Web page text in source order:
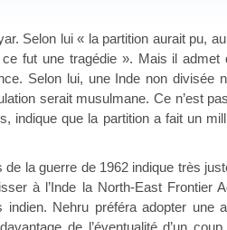
Selon lui « la partition aurait pu,
fut une tragédie ». Mais il admet
Selon lui, une Inde non divisée
serait musulmane. Ce n’est
indique que la partition a fait un
la guerre de 1962 indique très
à l’Inde la North-East Frontier
Nehru préféra adopter une
de l’éventualité d’un coup